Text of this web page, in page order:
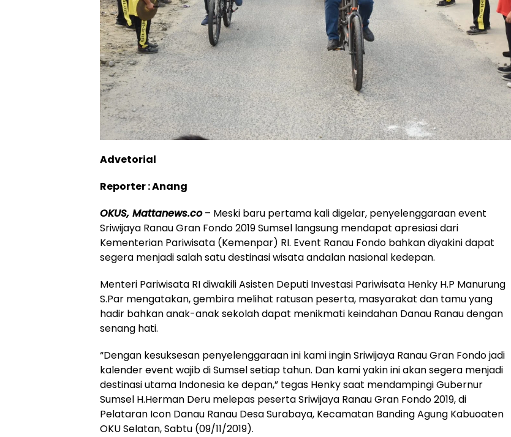
Advetorial
Reporter : Anang
OKUS, Mattanews.co– Meski baru pertama kali digelar, penyelenggaraan event
Sriwijaya Ranau Gran Fondo 2019 Sumsel langsung mendapat apresiasi dari
Kementerian Pariwisata (Kemenpar) RI. Event Ranau Fondo bahkan diyakini dapat
segera menjadi salah satu destinasi wisata andalan nasional kedepan.
Menteri Pariwisata RI diwakili Asisten Deputi Investasi Pariwisata Henky H.P Manurung
S.Par mengatakan, gembira melihat ratusan peserta, masyarakat dan tamu yang
hadir bahkan anak-anak sekolah dapat menikmati keindahan Danau Ranau dengan
senang hati.
“Dengan kesuksesan penyelenggaraan ini kami ingin Sriwijaya Ranau Gran Fondo jadi
kalender event wajib di Sumsel setiap tahun. Dan kami yakin ini akan segera menjadi
destinasi utama Indonesia ke depan,” tegas Henky saat mendampingi Gubernur
Sumsel H.Herman Deru melepas peserta Sriwijaya Ranau Gran Fondo 2019, di
Pelataran Icon Danau Ranau Desa Surabaya, Kecamatan Banding Agung Kabuoaten
OKU Selatan, Sabtu (09/11/2019).